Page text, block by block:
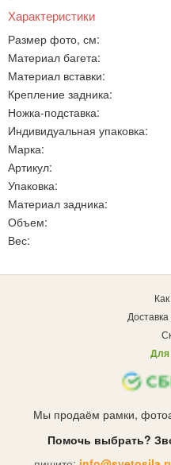
Характеристики
Размер фото, см:
Материал багета:
Материал вставки:
Крепление задника:
Ножка-подставка:
Индивидуальная упаковка:
Марка:
Артикул:
Упаковка:
Материал задника:
Объем:
Вес:
Мы продаём рамки,
Помочь выбрать?